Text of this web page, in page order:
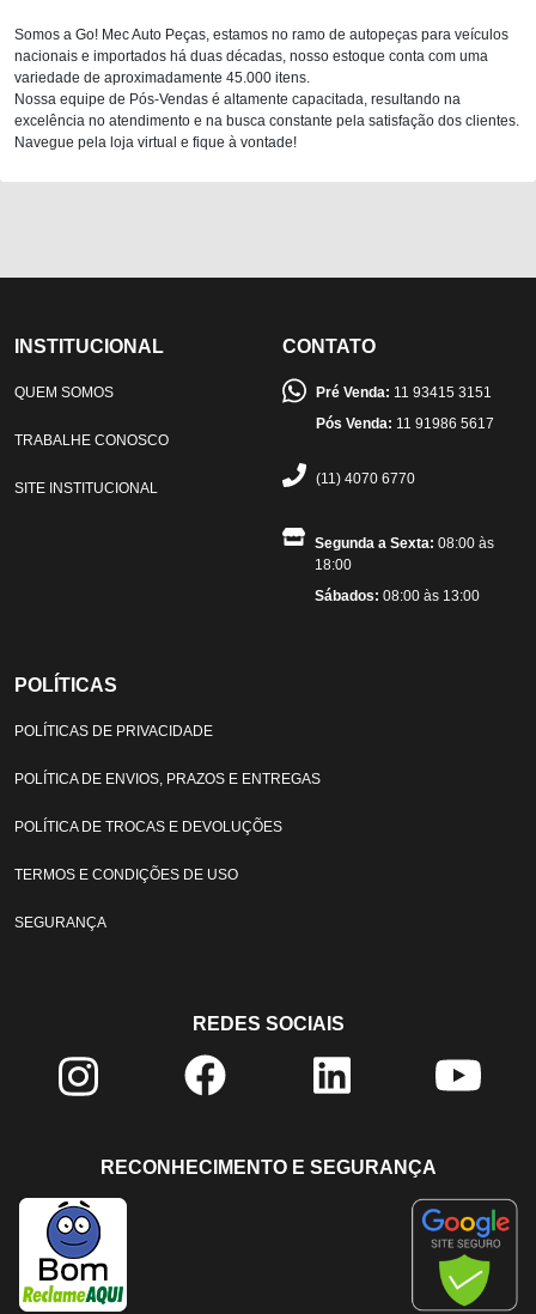
Somos a Go! Mec Auto Peças, estamos no ramo de autopeças para veículos
nacionais e importados há duas décadas, nosso estoque conta com uma
variedade de aproximadamente 45.000 itens.
Nossa equipe de Pós-Vendas é altamente capacitada, resultando na
excelência no atendimento e na busca constante pela satisfação dos clientes.
Navegue pela loja virtual e fique à vontade!
INSTITUCIONAL
QUEM SOMOS
TRABALHE CONOSCO
SITE INSTITUCIONAL
CONTATO
Pré Venda: 11 93415 3151
Pós Venda: 11 91986 5617
(11) 4070 6770
Segunda a Sexta: 08:00 às
18:00
Sábados: 08:00 às 13:00
POLÍTICAS
POLÍTICAS DE PRIVACIDADE
POLÍTICA DE ENVIOS, PRAZOS E ENTREGAS
POLÍTICA DE TROCAS E DEVOLUÇÕES
TERMOS E CONDIÇÕES DE USO
SEGURANÇA
REDES SOCIAIS
RECONHECIMENTO E SEGURANÇA